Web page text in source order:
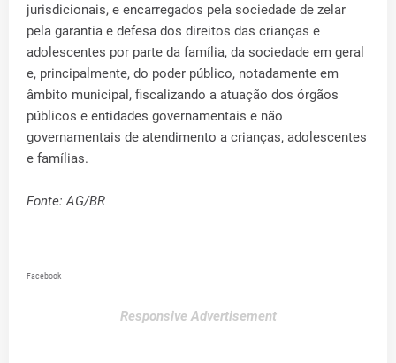
jurisdicionais, e encarregados pela sociedade de zelar
pela garantia e defesa dos direitos das crianças e
adolescentes por parte da família, da sociedade em geral
e, principalmente, do poder público, notadamente em
âmbito municipal, fiscalizando a atuação dos órgãos
públicos e entidades governamentais e não
governamentais de atendimento a crianças, adolescentes
e famílias.
Fonte: AG/BR
Facebook
Responsive Advertisement